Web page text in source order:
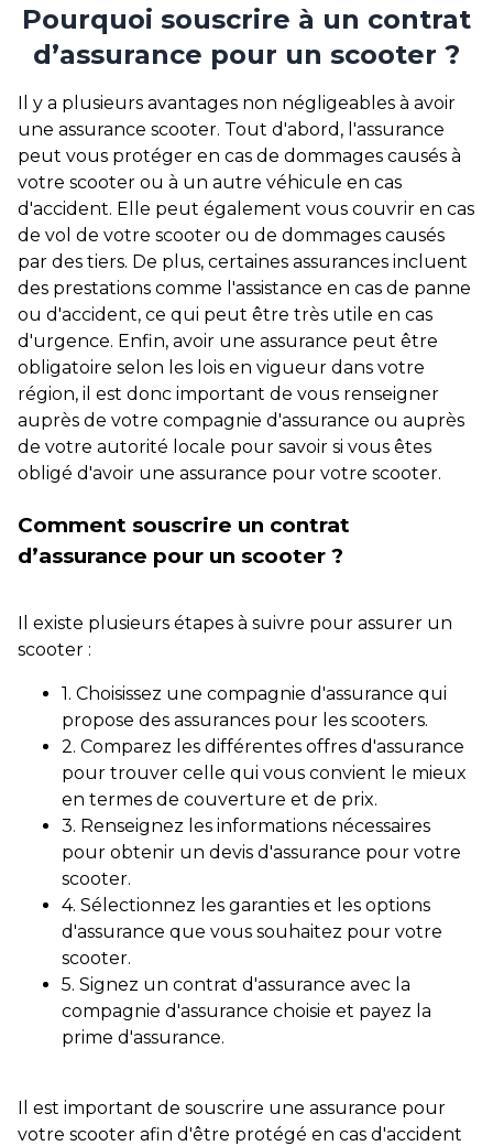
Pourquoi souscrire à un contrat
d’assurance pour un scooter ?
Il y a plusieurs avantages non négligeables à avoir
une assurance scooter. Tout d'abord, l'assurance
peut vous protéger en cas de dommages causés à
votre scooter ou à un autre véhicule en cas
d'accident. Elle peut également vous couvrir en cas
de vol de votre scooter ou de dommages causés
par des tiers. De plus, certaines assurances incluent
des prestations comme l'assistance en cas de panne
ou d'accident, ce qui peut être très utile en cas
d'urgence. Enfin, avoir une assurance peut être
obligatoire selon les lois en vigueur dans votre
région, il est donc important de vous renseigner
auprès de votre compagnie d'assurance ou auprès
de votre autorité locale pour savoir si vous êtes
obligé d'avoir une assurance pour votre scooter.
Comment souscrire un contrat
d’assurance pour un scooter ?
Il existe plusieurs étapes à suivre pour assurer un
scooter :
1. Choisissez une compagnie d'assurance qui
propose des assurances pour les scooters.
2. Comparez les différentes offres d'assurance
pour trouver celle qui vous convient le mieux
en termes de couverture et de prix.
3. Renseignez les informations nécessaires
pour obtenir un devis d'assurance pour votre
scooter.
4. Sélectionnez les garanties et les options
d'assurance que vous souhaitez pour votre
scooter.
5. Signez un contrat d'assurance avec la
compagnie d'assurance choisie et payez la
prime d'assurance.
Il est important de souscrire une assurance pour
votre scooter afin d'être protégé en cas d'accident